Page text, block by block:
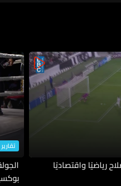
رياضيًا واقتصاديًا